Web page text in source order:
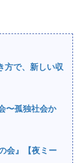
方で、新しい収
〜孤独社会か
会』【夜ミー